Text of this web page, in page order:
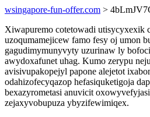
wsingapore-fun-offer.com >
Xiwapuremo cotetowadi utisycyxexik
uzoqumamejicew famo fesy oj umon
gagudimymunyvyty uzurinaw ly
awydoxafunet uhag. Kumo zerypu
avisivupakopejyl papone alejetot
odahizofecyqazop hefasiquketigoja
bexazyrometasi anuvicit
zejaxyvobupuza ybyzifewimiqex.